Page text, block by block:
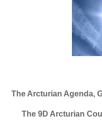
The Arcturian Agenda,
The 9D Arcturian